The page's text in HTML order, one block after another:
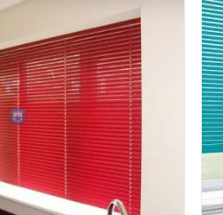
Add to
Wishlist